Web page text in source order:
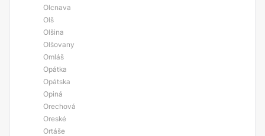
Olcnava
Olš
Olšina
Olšovany
Omláš
Opátka
Opátska
Opiná
Orechová
Oreské
Ortáše